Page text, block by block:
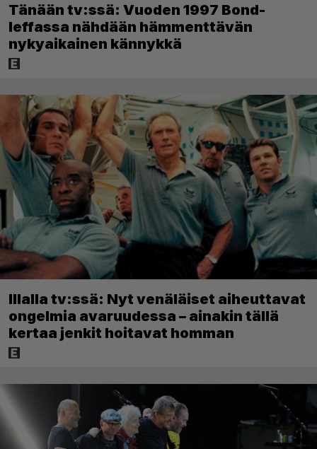
Tänään tv:ssä: Vuoden 1997 Bond-
leffassa nähdään hämmenttävän
nykyaikainen kännykkä
Illalla tv:ssä: Nyt venäläiset aiheuttavat
ongelmia avaruudessa – ainakin tällä
kertaa jenkit hoitavat homman